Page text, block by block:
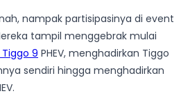
nampak partisipasinya di event
tampil menggebrak mulai
9 PHEV, menghadirkan Tiggo
sendiri hingga menghadirkan